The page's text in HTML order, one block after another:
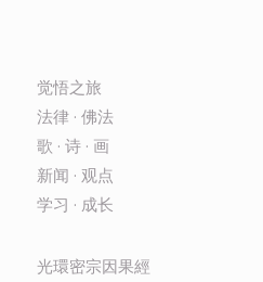
觉悟之旅
法律 · 佛法
歌 · 诗 · 画
新闻 · 观点
学习 · 成长
光環密宗因果經